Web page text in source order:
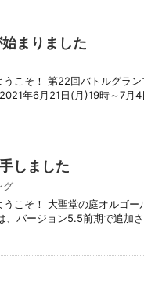
まりました
うこそ！ 第22回バトルグラ
年6月21日(月)19時～7月
しました
グ
うこそ！ 大聖堂の庭オルゴ
、バージョン5.5前期で追加